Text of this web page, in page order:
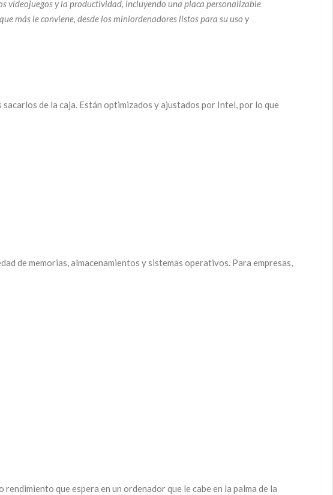
videojuegos y la productividad, incluyendo una placa personalizable
más le conviene, desde los miniordenadores listos para su uso y
de la caja. Están optimizados y ajustados por Intel, por lo que
de memorias, almacenamientos y sistemas operativos. Para empresas,
que espera en un ordenador que le cabe en la palma de la